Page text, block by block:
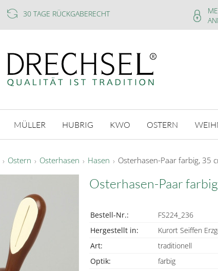
30 TAGE RÜCKGABERECHT
MÜLLER HUBRIG KWO OSTERN
Ostern Osterhasen Hasen Osterhasen-Paar farbig, 35
Osterhasen-Paar
Bestell-Nr.:
FS224_236
Hergestellt in:
Kurort Seiffen
Art:
traditionell
Optik:
farbig